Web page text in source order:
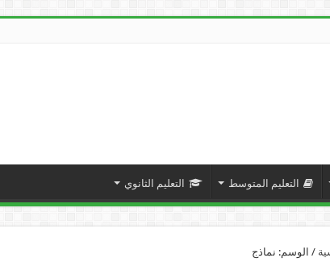
التعليم المتوسط التعليم الثانوي
/ الوسم: نماذج